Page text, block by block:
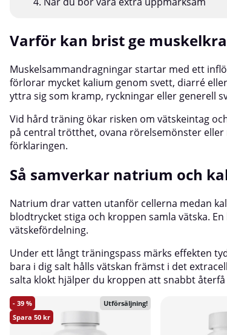
Varför kan brist ge
Muskelsammandragningar startar med ett
förlorar mycket kalium genom svett, diarré
yttra sig som kramp, ryckningar eller generell
Vid hård träning ökar risken om vätskeintag
på central trötthet, ovana rörelsemönster eller
förklaringen.
Så samverkar natrium och
Natrium drar vatten utanför cellerna medan
blodtrycket stiga och kroppen samla vätska.
vätskefördelning.
Under ett långt träningspass märks effekten
bara i dig salt hålls vätskan främst i det
salta klokt hjälper du kroppen att snabbt återfå
39
50
Utförsäljning!